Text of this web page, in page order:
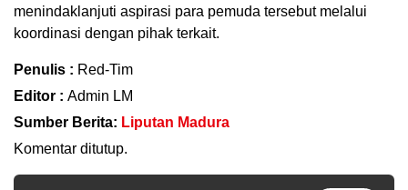
menindaklanjuti aspirasi para pemuda tersebut melalui
koordinasi dengan pihak terkait.
Penulis : Red-Tim
Editor : Admin LM
Sumber Berita: Liputan Madura
Komentar ditutup.